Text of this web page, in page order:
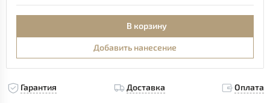
В корзину
Добавить нанесение
Гарантия Доставка Оплата